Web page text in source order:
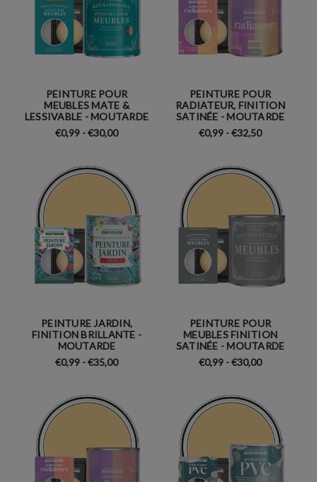
PEINTURE POUR
MEUBLES MATE &
LESSIVABLE - MOUTARDE
€0,99 - €30,00
PEINTURE POUR
RADIATEUR, FINITION
SATINÉE - MOUTARDE
€0,99 - €32,50
PEINTURE JARDIN,
FINITION BRILLANTE -
MOUTARDE
€0,99 - €35,00
PEINTURE POUR
MEUBLES FINITION
SATINÉE - MOUTARDE
€0,99 - €30,00